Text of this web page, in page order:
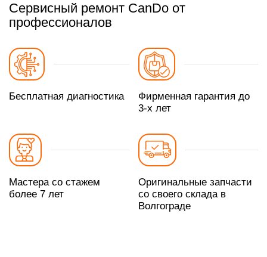
Сервисный ремонт CanDo от
профессионалов
Бесплатная диагностика
Фирменная гарантия до
3-х лет
Мастера со стажем
более 7 лет
Оригинальные запчасти
со своего склада в
Волгограде